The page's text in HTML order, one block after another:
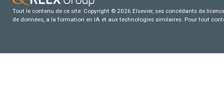
Tout le contenu de ce site: Copyright © 2026 Elsevier, ses concédants de
de données, a la formation en IA et aux technologies similaires. Pour tout